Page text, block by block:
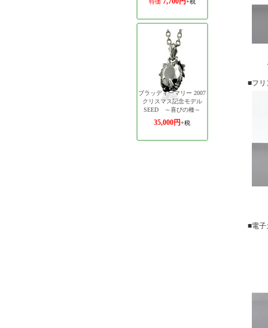
■フリ
■電子